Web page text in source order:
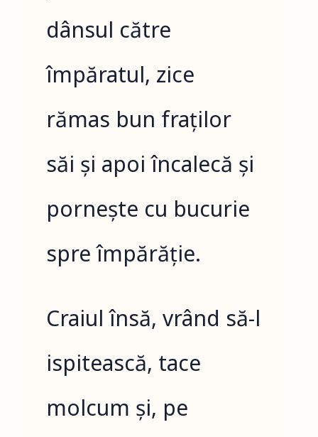
dânsul către
împăratul, zice
rămas bun fraților
săi și apoi încalecă și
pornește cu bucurie
spre împărăție.
Craiul însă, vrând să-l
ispitească, tace
molcum și, pe